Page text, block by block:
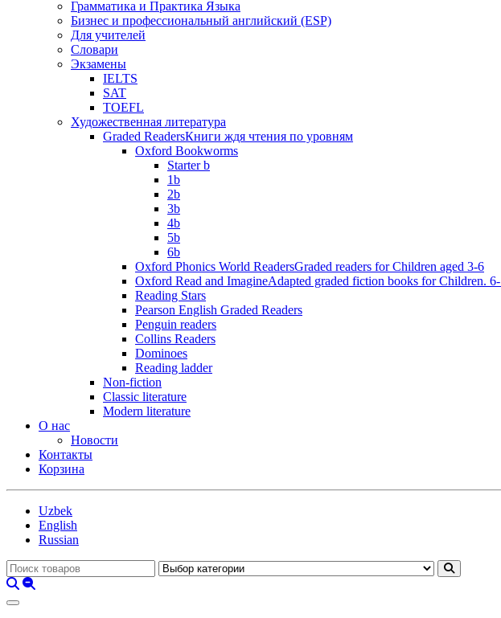
Грамматика и Практика Языка
Бизнес и профессиональный английский (ESP)
Для учителей
Словари
Экзамены
IELTS
SAT
TOEFL
Художественная литература
Graded ReadersКниги ждя чтения по уровням
Oxford Bookworms
Starter b
1b
2b
3b
4b
5b
6b
Oxford Phonics World ReadersGraded readers for Children aged 3-6
Oxford Read and ImagineAdapted graded fiction books for Children. 6-
Reading Stars
Pearson English Graded Readers
Penguin readers
Collins Readers
Dominoes
Reading ladder
Non-fiction
Classic literature
Modern literature
О нас
Новости
Контакты
Корзина
Uzbek
English
Russian